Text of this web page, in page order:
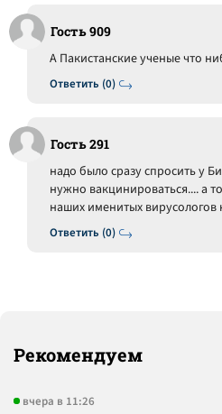
Гость 909
Ответить (0)
А Пакистанские ученые что
Гость 291
Ответить (0)
надо было сразу спросить у
нужно вакцинироваться.... а
наших именитых вирусологов
Рекомендуем
вчера в 11:26